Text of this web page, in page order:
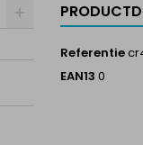
Referentie
EAN13 0